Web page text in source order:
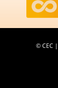
© CEC |